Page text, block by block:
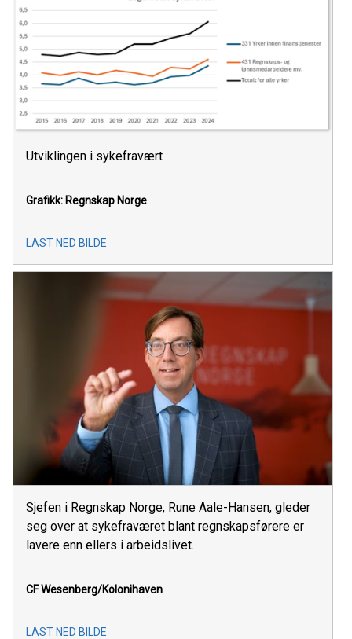
Utviklingen i sykefravært
Grafikk: Regnskap Norge
LAST NED BILDE
Sjefen i Regnskap Norge, Rune Aale-Hansen, gleder
seg over at sykefraværet blant regnskapsførere er
lavere enn ellers i arbeidslivet.
CF Wesenberg/Kolonihaven
LAST NED BILDE